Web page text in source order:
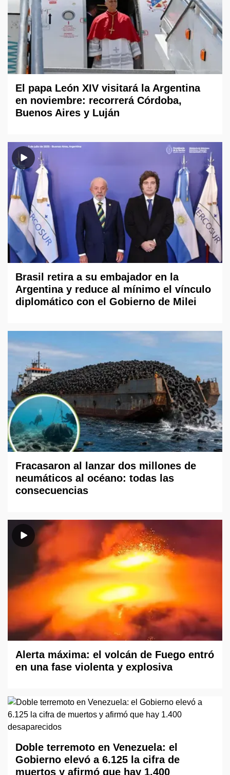
El papa León XIV visitará la Argentina
en noviembre: recorrerá Córdoba,
Buenos Aires y Luján
Brasil retira a su embajador en la
Argentina y reduce al mínimo el vínculo
diplomático con el Gobierno de Milei
Fracasaron al lanzar dos millones de
neumáticos al océano: todas las
consecuencias
Alerta máxima: el volcán de Fuego entró
en una fase violenta y explosiva
Doble terremoto en Venezuela: el
Gobierno elevó a 6.125 la cifra de
muertos y afirmó que hay 1.400